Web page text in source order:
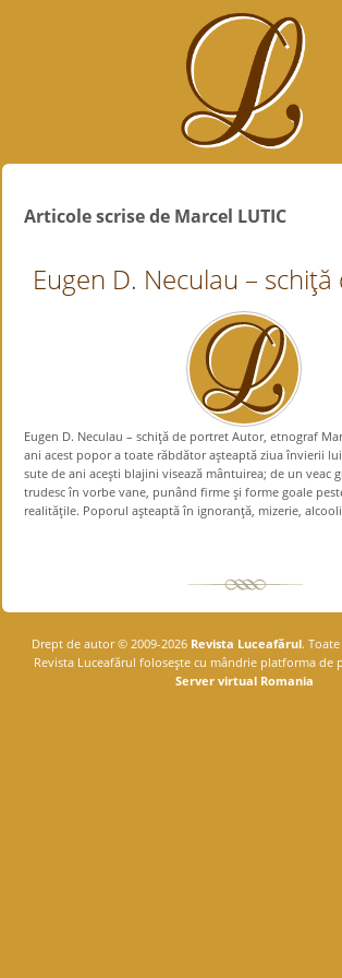
Articole scrise de Marcel LUTIC
Eugen D. Neculau –
Eugen D. Neculau – schiţă de portret Autor, etnograf
ani acest popor a toate răbdător aşteaptă ziua învierii
sute de ani aceşti blajini visează mântuirea; de un veac
trudesc în vorbe vane, punând firme şi forme goale
realităţile. Poporul aşteaptă în ignoranţă, mizerie,
Drept de autor © 2009-2026 Revista Luceafărul.
Revista Luceafărul foloseşte cu mândrie platforma de
Server virtual Romania